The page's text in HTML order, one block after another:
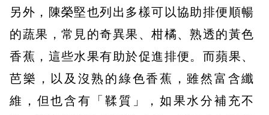
另外，陳榮堅也列出多樣可以協助排便順暢
的蔬果，常見的奇異果、柑橘、熟透的黃色
香蕉，這些水果有助於促進排便。而蘋果、
芭樂，以及沒熟的綠色香蕉，雖然富含纖
維，但也含有「鞣質」，如果水分補充不